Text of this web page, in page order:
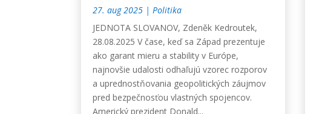
27. aug 2025 |Politika
JEDNOTA SLOVANOV, Zdeněk Kedroutek,
28.08.2025 V čase, keď sa Západ prezentuje
ako garant mieru a stability v Európe,
najnovšie udalosti odhaľujú vzorec rozporov
a uprednostňovania geopolitických záujmov
pred bezpečnosťou vlastných spojencov.
Americký prezident Donald...